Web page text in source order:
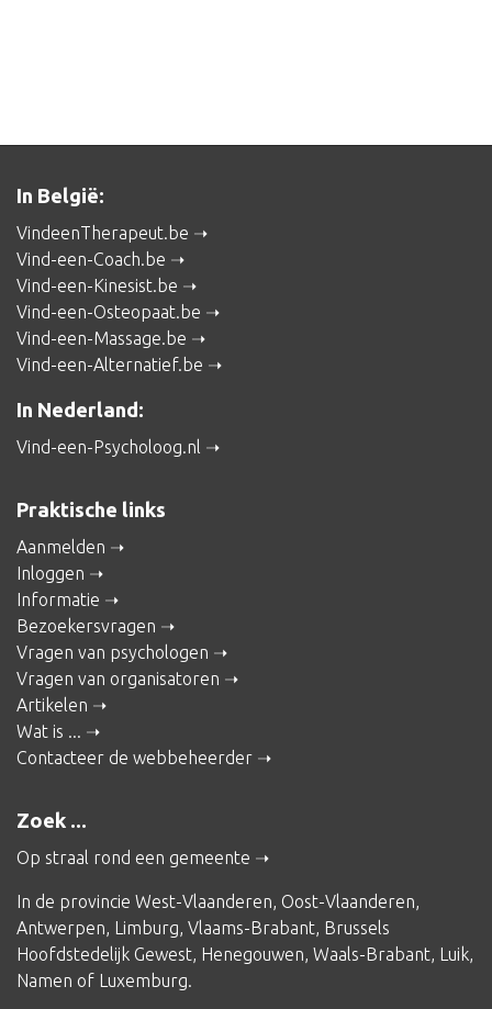
In België:
VindeenTherapeut.be
Vind-een-Coach.be
Vind-een-Kinesist.be
Vind-een-Osteopaat.be
Vind-een-Massage.be
Vind-een-Alternatief.be
In Nederland:
Vind-een-Psycholoog.nl
Praktische links
Aanmelden
Inloggen
Informatie
Bezoekersvragen
Vragen van psychologen
Vragen van organisatoren
Artikelen
Wat is ...
Contacteer de webbeheerder
Zoek ...
Op straal rond een gemeente
In de provincie West-Vlaanderen, Oost-Vlaanderen,
Antwerpen, Limburg, Vlaams-Brabant, Brussels
Hoofdstedelijk Gewest, Henegouwen, Waals-Brabant, Luik,
Namen of Luxemburg.